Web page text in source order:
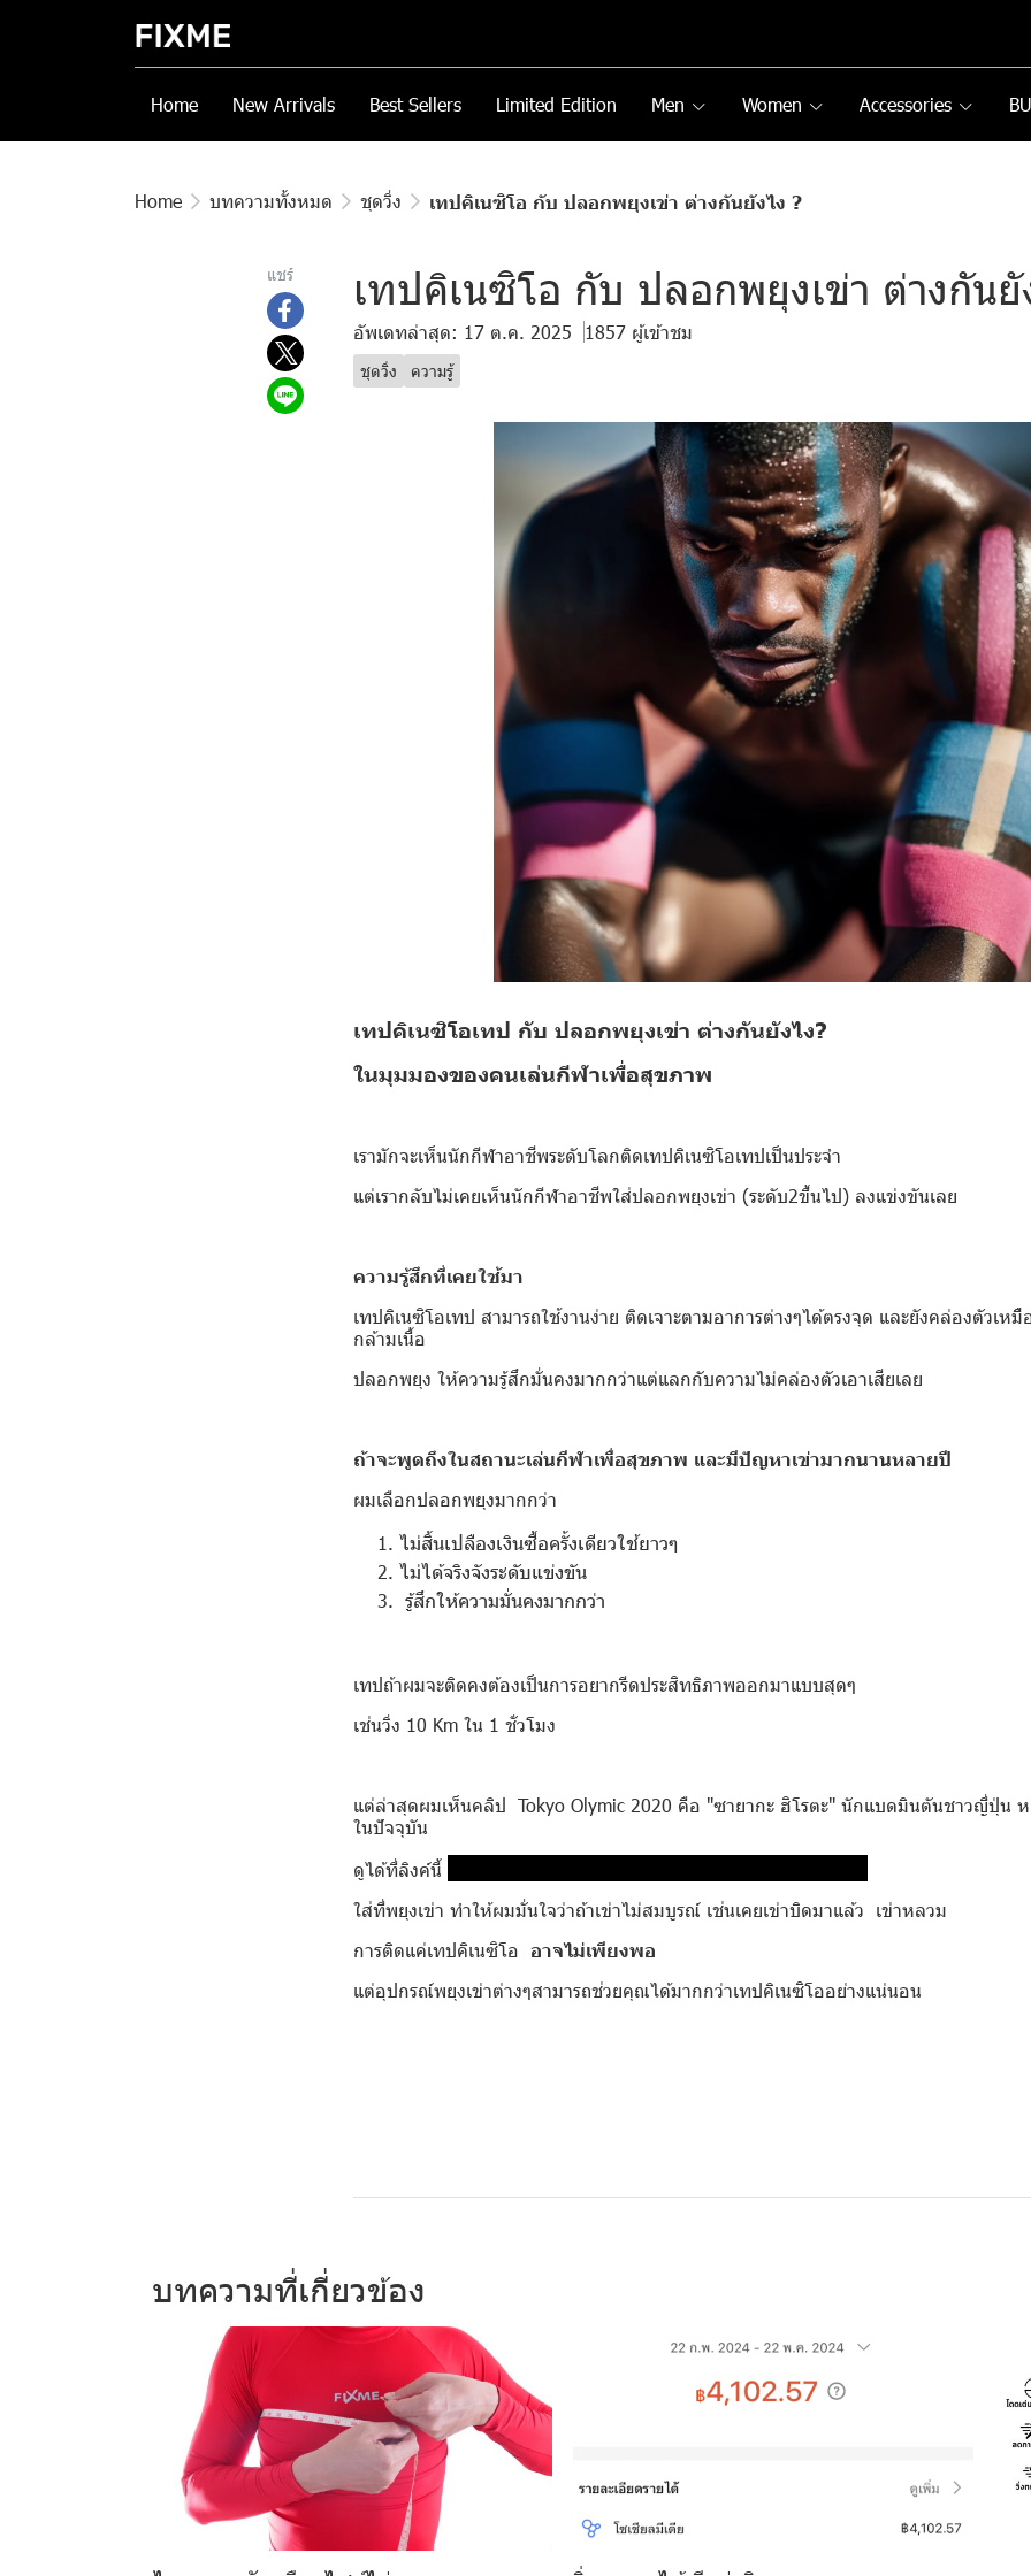
Home New Arrivals Best Sellers Limited Edition Men Women Accessories
Home บทความทั้งหมด ชุดวิ่ง เทปคิเนซิโอ กับ ปลอกพยุงเข่า ต่างกันยังไง ?
แชร์ เทปคิเนซิโอ กับ ปลอกพยุงเข่า ต่างกันยั
อัพเดทล่าสุด: 17 ต.ค. 2025 1857 ผู้เข้าชม
ชุดวิ่ง ความรู้
เทปคิเนซิโอเทป กับ ปลอกพยุงเข่า ต่างกันยังไง?
ในมุมมองของคนเล่นกีฬาเพื่อสุขภาพ
เรามักจะเห็นนักกีฬาอาชีพระดับโลกติดเทปคิเนซิโอเทปเป็นประจำ
แต่เรากลับไม่เคยเห็นนักกีฬาอาชีพใส่ปลอกพยุงเข่า (ระดับ2ขึ้นไป) ลงแข่งขันเลย
ความรู้สึกที่เคยใช้มา
เทปคิเนซิโอเทป สามารถใช้งานง่าย ติดเจาะตามอาการต่างๆได้ตรงจุด และยังคล่องตัวเห
กล้ามเนื้อ
ปลอกพยุง ให้ความรู้สึกมั่นคงมากกว่าแต่แลกกับความไม่คล่องตัวเอาเสียเลย
ถ้าจะพูดถึงในสถานะเล่นกีฬาเพื่อสุขภาพ และมีปัญหาเข่ามากนานหลายปี
ผมเลือกปลอกพยุงมากกว่า
ไม่สิ้นเปลืองเงินซื้อครั้งเดียวใช้ยาวๆ
ไม่ได้จริงจังระดับแข่งขัน
รู้สึกให้ความมั่นคงมากกว่า
เทปถ้าผมจะติดคงต้องเป็นการอยากรีดประสิทธิภาพออกมาแบบสุดๆ
เช่นวิ่ง 10 Km ใน 1 ชั่วโมง
แต่ล่าสุดผมเห็นคลิป Tokyo Olymic 2020 คือ "ซายากะ ฮิโรตะ" นักแบดมินตันชาวญี่ปุ่น
ในปัจจุบัน
ดูได้ที่ลิงค์นี้
ใส่ที่พยุงเข่า ทำให้ผมมั่นใจว่าถ้าเข่าไม่สมบูรณ์ เช่นเคยเข่าบิดมาแล้ว เข่าหลวม
การติดแค่เทปคิเนซิโอ อาจไม่เพียงพอ
แต่อุปกรณ์พยุงเข่าต่างๆสามารถช่วยคุณได้มากกว่าเทปคิเนซิโออย่างแน่นอน
บทความที่เกี่ยวข้อง